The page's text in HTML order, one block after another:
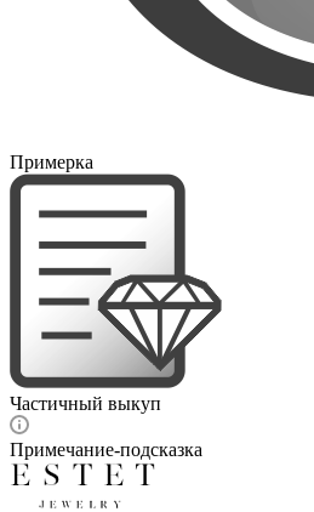
Примерка
Частичный выкуп
Примечание-подсказка